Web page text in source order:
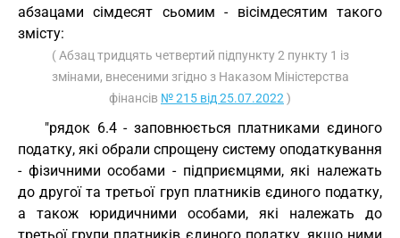
абзацами сімдесят сьомим - вісімдесятим такого
змісту:
( Абзац тридцять четвертий підпункту 2 пункту 1 із
змінами, внесеними згідно з Наказом Міністерства
фінансів № 215 від 25.07.2022 )
"рядок 6.4 - заповнюється платниками єдиного
податку, які обрали спрощену систему оподаткування
- фізичними особами - підприємцями, які належать
до другої та третьої груп платників єдиного податку,
а також юридичними особами, які належать до